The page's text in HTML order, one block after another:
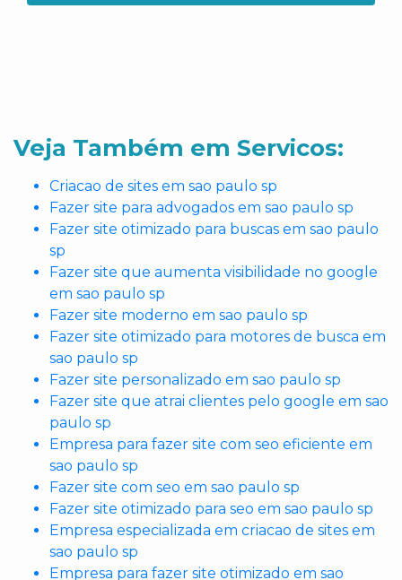
Veja Também em Servicos:
Criacao de sites em sao paulo sp
Fazer site para advogados em sao paulo sp
Fazer site otimizado para buscas em sao paulo
sp
Fazer site que aumenta visibilidade no google
em sao paulo sp
Fazer site moderno em sao paulo sp
Fazer site otimizado para motores de busca em
sao paulo sp
Fazer site personalizado em sao paulo sp
Fazer site que atrai clientes pelo google em sao
paulo sp
Empresa para fazer site com seo eficiente em
sao paulo sp
Fazer site com seo em sao paulo sp
Fazer site otimizado para seo em sao paulo sp
Empresa especializada em criacao de sites em
sao paulo sp
Empresa para fazer site otimizado em sao